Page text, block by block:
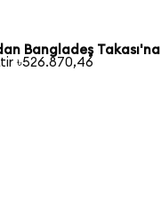
Bangladeş Takası'na
৳526.870,46